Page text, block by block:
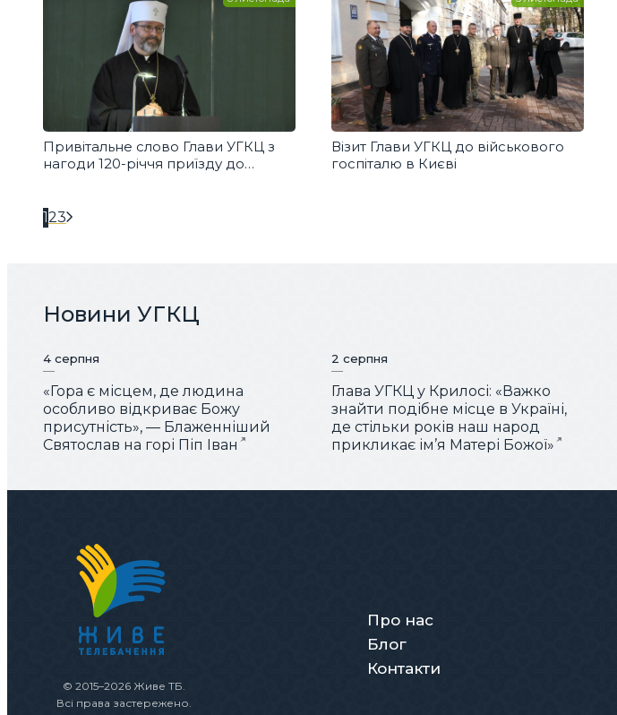
Привітальне слово Глави УГКЦ з
нагоди 120-річчя приїзду до
Візит Глави УГКЦ до військового
госпіталю в Києві
123
Новини УГКЦ
4 серпня
«Гора є місцем, де людина
особливо відкриває Божу
присутність», — Блаженніший
Святослав на горі Піп Іван
2 серпня
Глава УГКЦ у Крилосі: «Важко
знайти подібне місце в Україні,
де стільки років наш народ
прикликає ім’я Матері Божої»
© 2015–2026 Живе ТБ.
Всі права застережено.
Про нас
Блог
Контакти